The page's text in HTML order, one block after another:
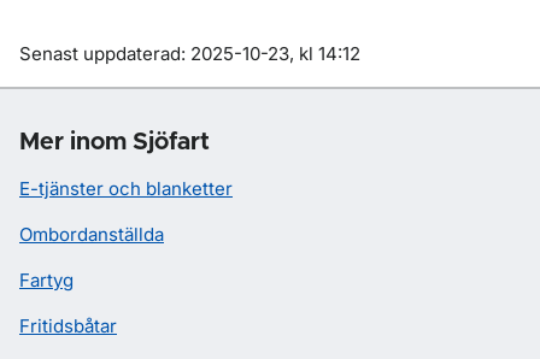
Om sidan
Senast uppdaterad: 2025-10-23, kl 14:12
Mer inom Sjöfart
E-tjänster och blanketter
Ombordanställda
Fartyg
Fritidsbåtar